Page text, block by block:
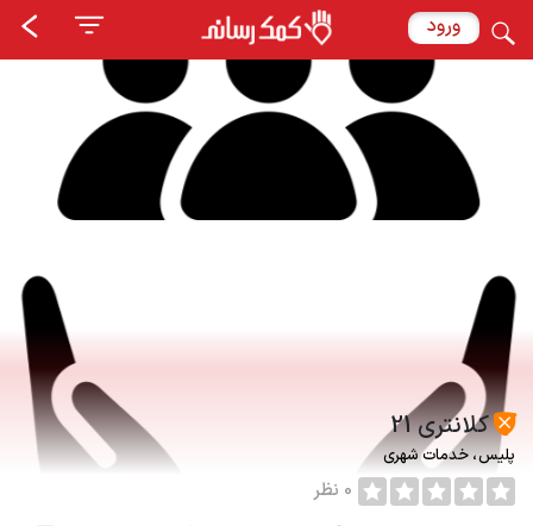
ورود
کلانتری 21
پلیس خدمات شهری
0 نظر